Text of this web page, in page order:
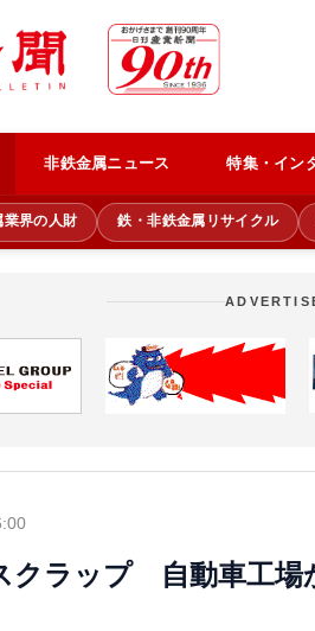
非鉄金属ニュース 特集・イン
業界の人財 鉄・非鉄金属リサイクル
クラップ 自動車工場